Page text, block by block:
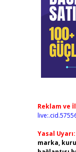
Reklam ve
Yasal Uyarı:
marka,